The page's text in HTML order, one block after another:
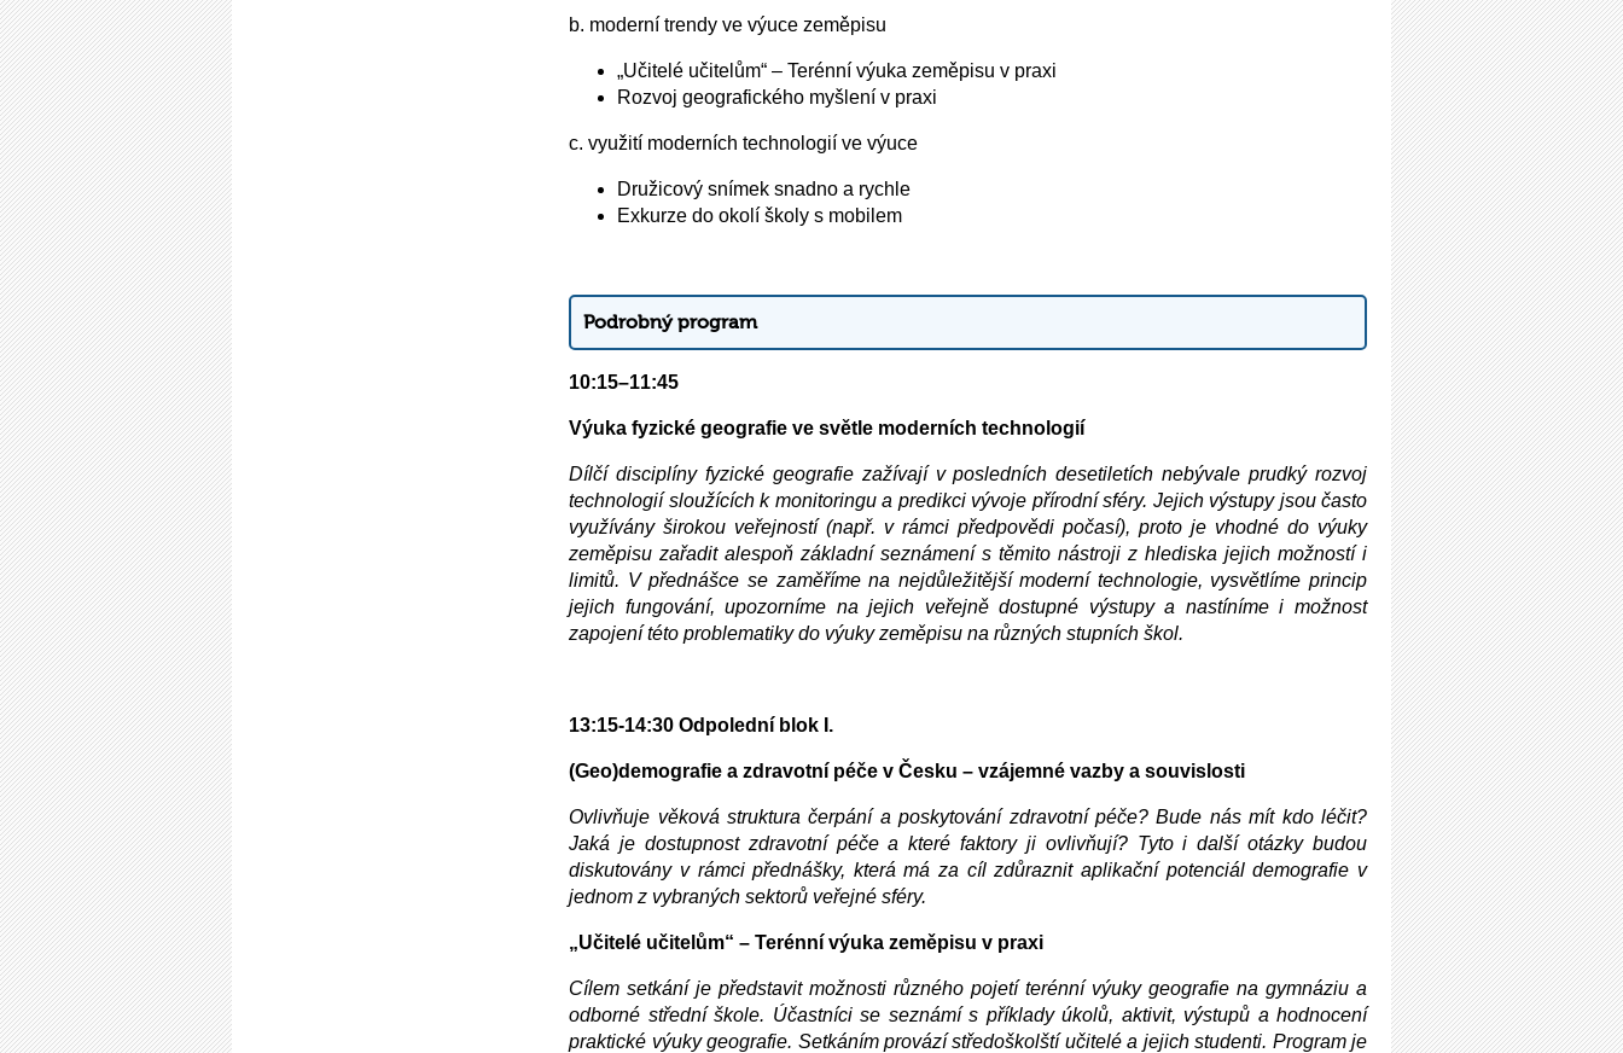
b. moderní trendy ve výuce zeměpisu
„Učitelé učitelům“ – Terénní výuka zeměpisu v praxi
Rozvoj geografického myšlení v praxi
c. využití moderních technologií ve výuce
Družicový snímek snadno a rychle
Exkurze do okolí školy s mobilem
Podrobný program
10:15–11:45
Výuka fyzické geografie ve světle moderních technologií
Dílčí disciplíny fyzické geografie zažívají v posledních desetiletích nebývale prudký rozvoj
technologií sloužících k monitoringu a predikci vývoje přírodní sféry. Jejich výstupy jsou často
využívány širokou veřejností (např. v rámci předpovědi počasí), proto je vhodné do výuky
zeměpisu zařadit alespoň základní seznámení s těmito nástroji z hlediska jejich možností i
limitů. V přednášce se zaměříme na nejdůležitější moderní technologie, vysvětlíme princip
jejich fungování, upozorníme na jejich veřejně dostupné výstupy a nastíníme i možnost
zapojení této problematiky do výuky zeměpisu na různých stupních škol.
13:15-14:30 Odpolední blok I.
(Geo)demografie a zdravotní péče v Česku – vzájemné vazby a souvislosti
Ovlivňuje věková struktura čerpání a poskytování zdravotní péče? Bude nás mít kdo léčit?
Jaká je dostupnost zdravotní péče a které faktory ji ovlivňují? Tyto i další otázky budou
diskutovány v rámci přednášky, která má za cíl zdůraznit aplikační potenciál demografie v
jednom z vybraných sektorů veřejné sféry.
„Učitelé učitelům“ – Terénní výuka zeměpisu v praxi
Cílem setkání je představit možnosti různého pojetí terénní výuky geografie na gymnáziu a
odborné střední škole. Účastníci se seznámí s příklady úkolů, aktivit, výstupů a hodnocení
praktické výuky geografie. Setkáním provází středoškolští učitelé a jejich studenti. Program je